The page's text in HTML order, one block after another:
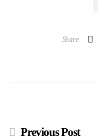
Share
Previous Post